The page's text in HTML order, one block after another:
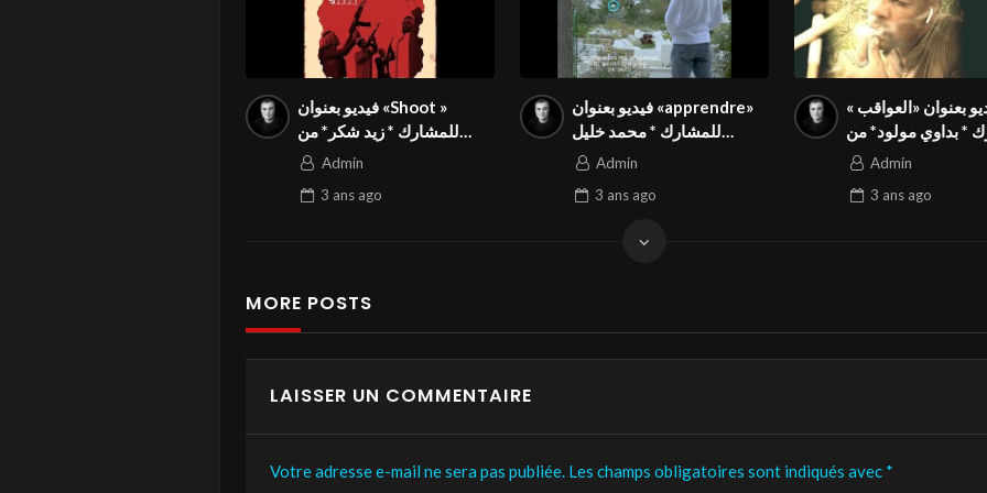
فيديو بعنوان «Shoot »
للمشارك * زيد شكر* من
العراق في المسابقة الدولية
Season3 FIVS
Admin
3 ans ago
فيديو بعنوان «apprendre»
للمشارك * محمد خليل
فطناسي * من تونس في
بالمهرجان الدولي Season3
Admin
3 ans ago
بعنوان «العواقب »
* بداوي مولود* من
في المسابقة الدولية
Season3 FIVS
Admin
3 ansago
MORE POSTS
LAISSER UN COMMENTAIRE
Votre adresse e-mail ne sera pas publiée. Les champs obligatoires sont indiqués avec *